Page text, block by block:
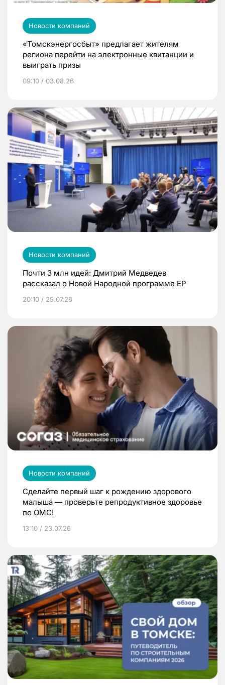
Новости компаний
«Томскэнергосбыт» предлагает жителям
региона перейти на электронные квитанции и
выиграть призы
09:10 / 03.08.26
Новости компаний
Почти 3 млн идей: Дмитрий Медведев
рассказал о Новой Народной программе ЕР
20:10 / 25.07.26
Новости компаний
Сделайте первый шаг к рождению здорового
малыша — проверьте репродуктивное здоровье
по ОМС!
13:10 / 23.07.26